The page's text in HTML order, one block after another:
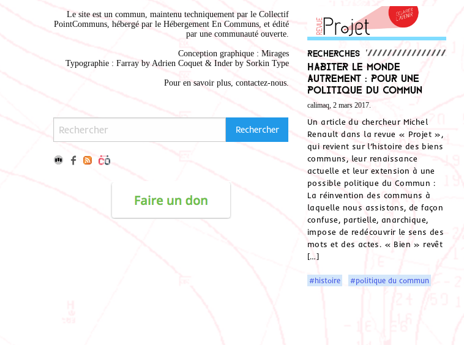
Le site est un commun, maintenu techniquement par le Collectif
PointCommuns, hébergé par le Hébergement En Communs, et édité
par une communauté ouverte.
Conception graphique : Mirages
Typographie : Farray by Adrien Coquet & Inder by Sorkin Type
Pour en savoir plus, contactez-nous.
Recherches
Habiter le monde
autrement : pour une
politique du commun
calimaq, 2 mars 2017.
Un article du chercheur Michel
Renault dans la revue « Projet »,
qui revient sur l’histoire des biens
communs, leur renaissance
actuelle et leur extension à une
possible politique du Commun :
La réinvention des communs à
laquelle nous assistons, de façon
confuse, partielle, anarchique,
impose de redécouvrir le sens des
mots et des actes. « Bien » revêt
[…]
#histoire #politique du commun